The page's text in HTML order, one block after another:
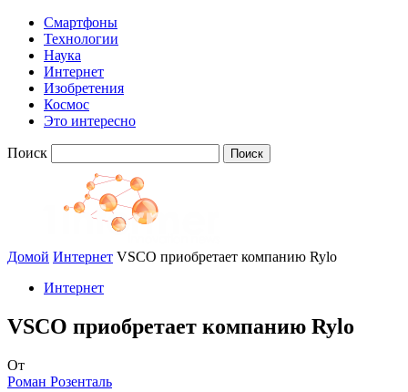
Смартфоны
Технологии
Наука
Интернет
Изобретения
Космос
Это интересно
Поиск
Домой Интернет VSCO приобретает компанию Rylo
Интернет
VSCO приобретает компанию Rylo
От
Роман Розенталь